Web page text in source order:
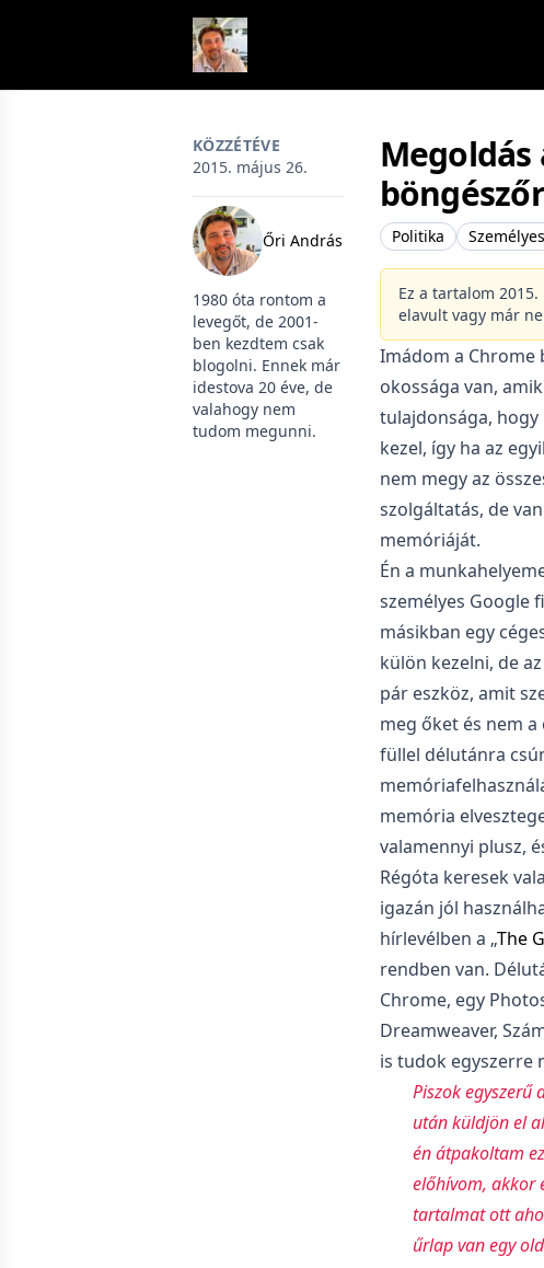
KÖZZÉTÉVE
2015. május 26.
Őri András
1980 óta rontom a
levegőt, de 2001-
ben kezdtem csak
blogolni. Ennek már
idestova 20 éve, de
valahogy nem
tudom megunni.
Megoldás
Politika Személyes
Ez a tartalom
elavult vagy már
Imádom a Chrome
okossága van,
tulajdonsága,
kezel, így ha az
nem megy az
szolgáltatás, de
memóriáját.
Én a
személyes Google
másikban egy
külön kezelni, de
pár eszköz, amit
meg őket és nem
füllel délutánra
memória
valamennyi plusz,
Régóta keresek
igazán jól
hírlevélben a „The
rendben van.
Chrome, egy
Dreamweaver,
is tudok egyszerre
Piszok
után küldjön el
én átpakoltam
előhívom, akkor
tartalmat ott
űrlap van egy